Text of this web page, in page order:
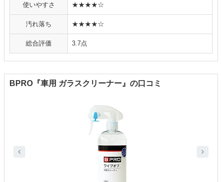
使いやすさ ★★★★☆
汚れ落ち ★★★★☆
総合評価 3.7点
BPRO『車用 ガラスクリーナー』の口コミ